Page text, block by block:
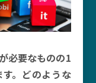
必要なものの1
。どのような